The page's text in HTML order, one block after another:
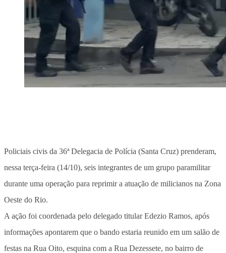
Policiais civis da 36ª Delegacia de Polícia (Santa Cruz) prenderam,
nessa terça-feira (14/10), seis integrantes de um grupo paramilitar
durante uma operação para reprimir a atuação de milicianos na Zona
Oeste do Rio.
A ação foi coordenada pelo delegado titular Edezio Ramos, após
informações apontarem que o bando estaria reunido em um salão de
festas na Rua Oito, esquina com a Rua Dezessete, no bairro de